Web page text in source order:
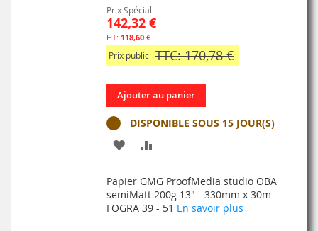
Prix Spécial
142,32 €
118,60 €
Prix public TTC: 170,78 €
Ajouter au panier
DISPONIBLE SOUS 15 JOUR(S)
AJOUTER
MA
COMPARATEUR
Papier GMG ProofMedia studio OBA
semiMatt 200g 13" - 330mm x 30m -
FOGRA 39 - 51 En savoir plus